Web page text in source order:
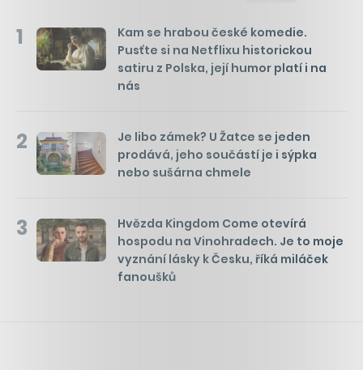
1
Kam se hrabou české komedie.
Pusťte si na Netflixu historickou
satiru z Polska, její humor platí i na
nás
2
Je libo zámek? U Žatce se jeden
prodává, jeho součástí je i sýpka
nebo sušárna chmele
3
Hvězda Kingdom Come otevírá
hospodu na Vinohradech. Je to moje
vyznání lásky k Česku, říká miláček
fanoušků